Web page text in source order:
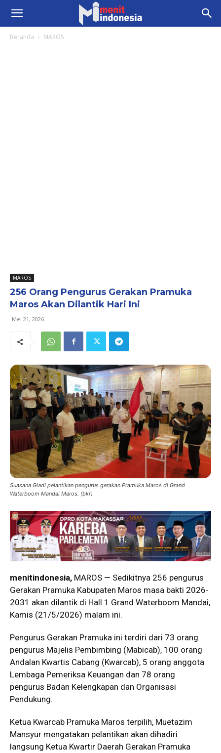
Beranda MAROS
MAROS
256 Orang Pengurus Gerakan Pramuka
Maros Akan Dilantik Hari Ini
Mei 21, 2026
Suasana Gladi pelantikan pengurus gerakan Pramuka Maros di Grand
Waterboom Mandai Maros. (bkr)
menitindonesia, MAROS — Sedikitnya 256 pengurus
Gerakan Pramuka Kabupaten Maros masa bakti 2026-
2031 akan dilantik di Hall 1 Grand Waterboom Mandai,
Kamis (21/5/2026) malam ini.
Pengurus Gerakan Pramuka ini terdiri dari 73 orang
pengurus Majelis Pembimbing (Mabicab), 100 orang
Andalan Kwartis Cabang (Kwarcab), 5 orang anggota
Lembaga Pemeriksa Keuangan dan 78 orang
pengurus Badan Kelengkapan dan Organisasi
Pendukung.
Ketua Kwarcab Pramuka Maros terpilih, Muetazim
Mansyur mengatakan pelantikan akan dihadiri
langsung Ketua Kwartir Daerah Gerakan Pramuka